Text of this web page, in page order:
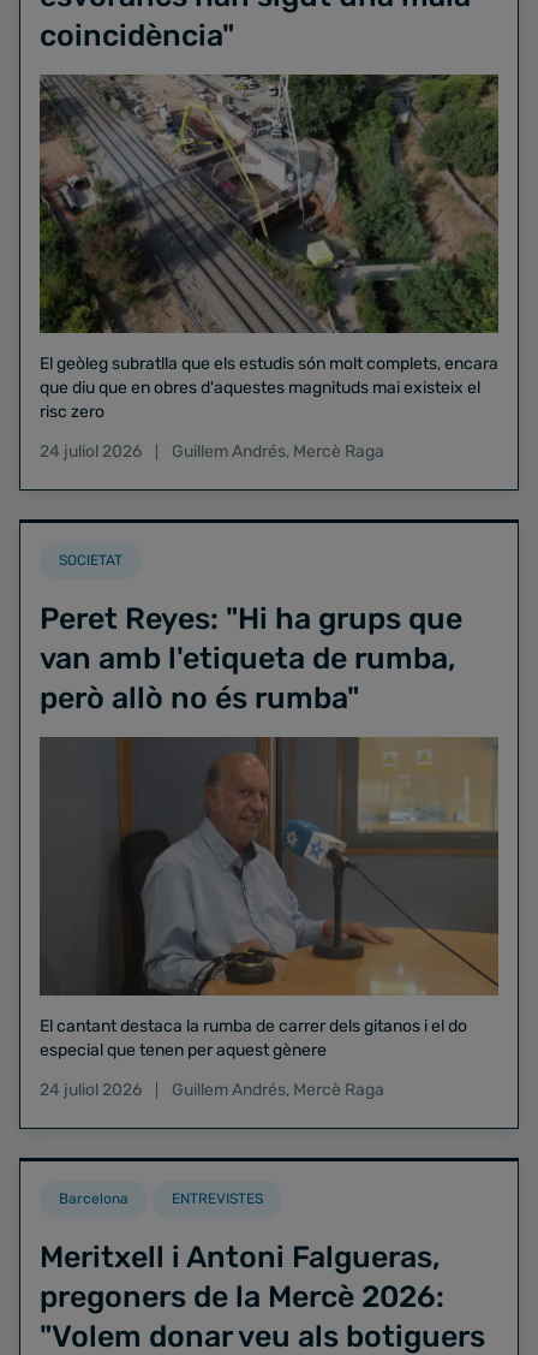
coincidència"
El geòleg subratlla que els estudis són molt complets, encara
que diu que en obres d'aquestes magnituds mai existeix el
risc zero
24 juliol 2026
Guillem Andrés, Mercè Raga
SOCIETAT
Peret Reyes: "Hi ha grups que
van amb l'etiqueta de rumba,
però allò no és rumba"
El cantant destaca la rumba de carrer dels gitanos i el do
especial que tenen per aquest gènere
24 juliol 2026
Guillem Andrés, Mercè Raga
Barcelona ENTREVISTES
Meritxell i Antoni Falgueras,
pregoners de la Mercè 2026:
"Volem donar veu als botiguers